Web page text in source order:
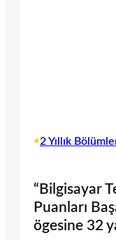
•2 Yıllık
“Bilgisayar
Puanları
ögesine 32